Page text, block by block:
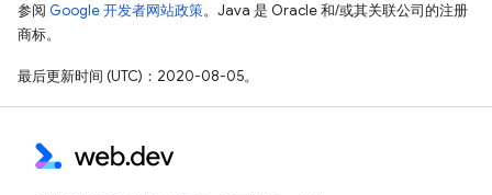
参阅 Google 开发者网站政策。Java 是 Oracle 和/或其关联公司的注册
商标。
最后更新时间 (UTC)：2020-08-05。